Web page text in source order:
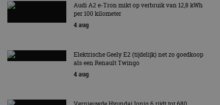
Audi A2 e-Tron mikt op verbruik van 12,8 kWh
per 100 kilometer
4 aug
Elektrische Geely E2 (tijdelijk) net zo goedkoop
als een Renault Twingo
4 aug